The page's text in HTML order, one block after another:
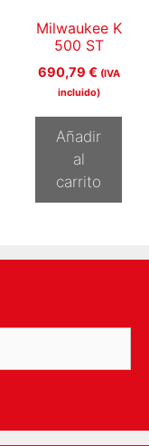
Milwaukee K
500 ST
690,79 € (IVA
incluido)
Añadir
al
carrito